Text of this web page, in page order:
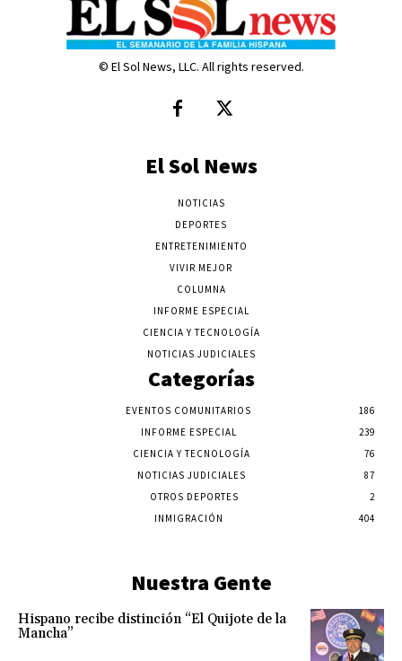
© El Sol News, LLC. All rights reserved.
El Sol News
NOTICIAS
DEPORTES
ENTRETENIMIENTO
VIVIR MEJOR
COLUMNA
INFORME ESPECIAL
CIENCIA Y TECNOLOGÍA
NOTICIAS JUDICIALES
Categorías
EVENTOS COMUNITARIOS
186
INFORME ESPECIAL
239
CIENCIA Y TECNOLOGÍA
76
NOTICIAS JUDICIALES
87
OTROS DEPORTES
2
INMIGRACIÓN
404
Nuestra Gente
Hispano recibe distinción “El Quijote de la
Mancha”